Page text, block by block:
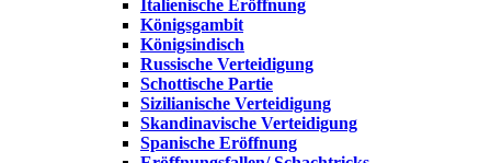
Italienische Eröffnung
Königsgambit
Königsindisch
Russische Verteidigung
Schottische Partie
Sizilianische Verteidigung
Skandinavische Verteidigung
Spanische Eröffnung